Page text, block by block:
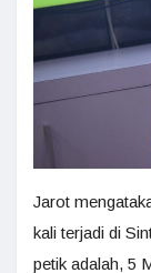
Jarot
kali terjadi di
petik adalah, 5